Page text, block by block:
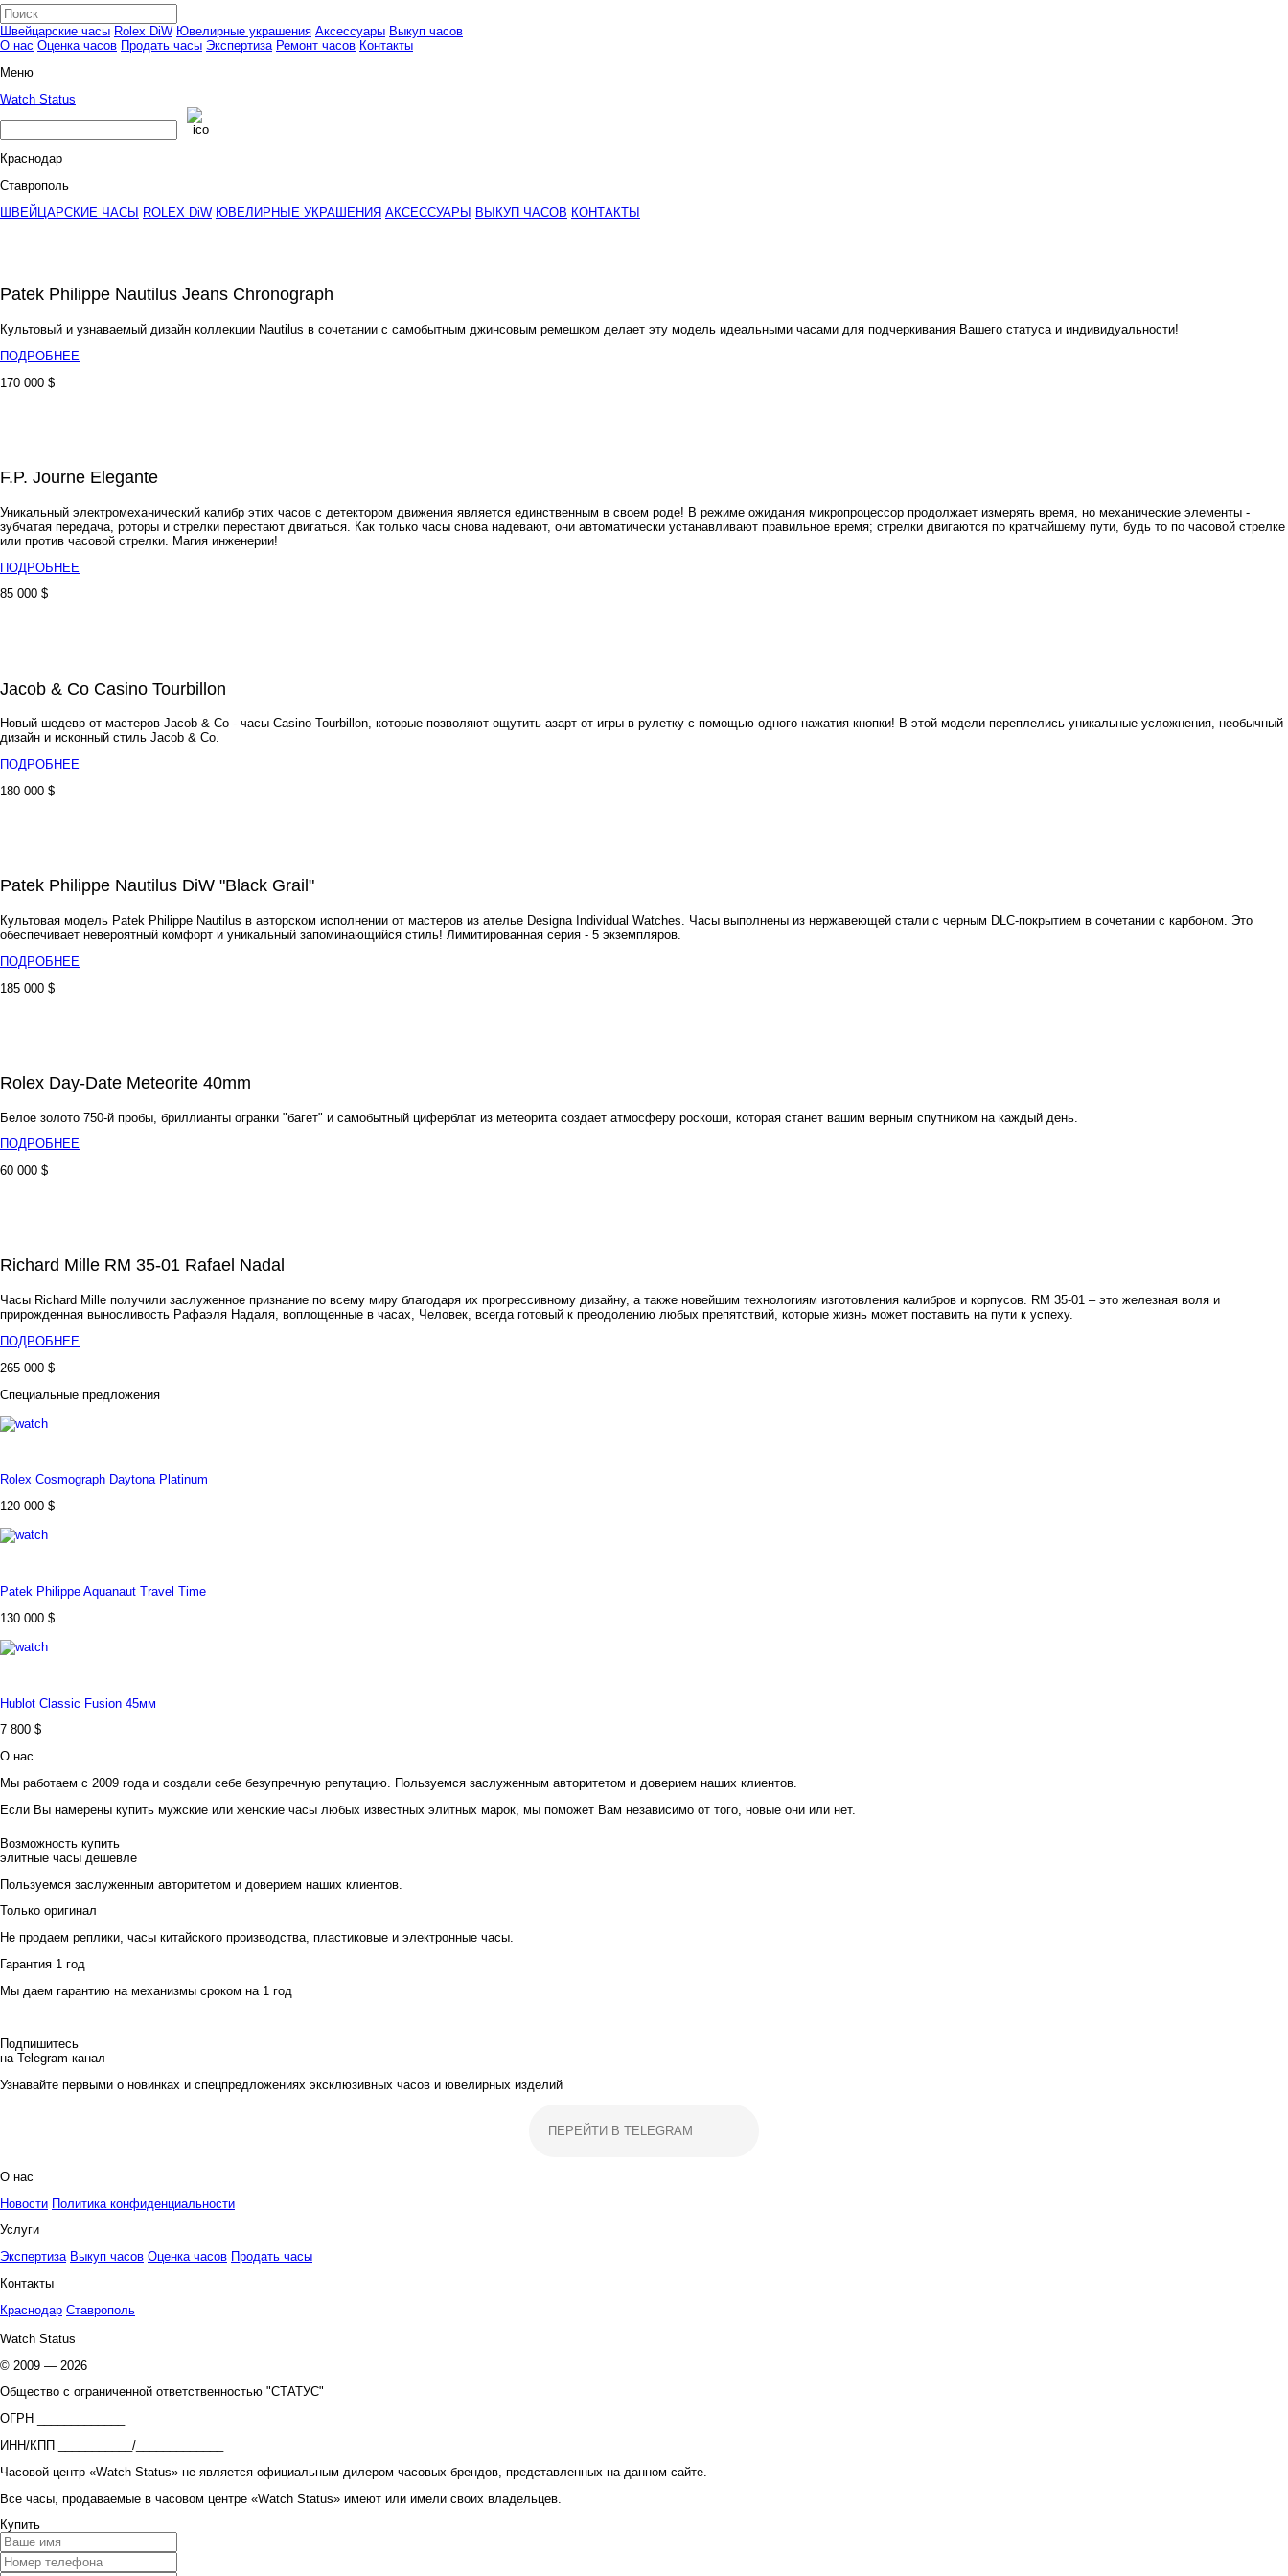
Швейцарские часы Rolex DiW Ювелирные украшения Аксессуары Выкуп часов
О нас Оценка часов Продать часы Экспертиза Ремонт часов Контакты
Меню
Watch Status
Краснодар
Ставрополь
ШВЕЙЦАРСКИЕ ЧАСЫ
ROLEX DiW ЮВЕЛИРНЫЕ УКРАШЕНИЯ АКСЕССУАРЫ ВЫКУП ЧАСОВ КОНТАКТЫ
Patek Philippe Nautilus Jeans Chronograph
Культовый и узнаваемый дизайн коллекции Nautilus в сочетании с самобытным джинсовым ремешком делает эту модель идеальными часами для подчеркивания Вашего статуса и индивидуальности!
ПОДРОБНЕЕ
170 000 $
F.P. Journe Elegante
Уникальный электромеханический калибр этих часов с детектором движения является единственным в своем роде! В режиме ожидания микропроцессор продолжает измерять время, но механические элементы -
зубчатая передача, роторы и стрелки перестают двигаться. Как только часы снова надевают, они автоматически устанавливают правильное время; стрелки двигаются по кратчайшему пути, будь то по часовой стрелке
или против часовой стрелки. Магия инженерии!
ПОДРОБНЕЕ
85 000 $
Jacob & Co Casino Tourbillon
Новый шедевр от мастеров Jacob & Co - часы Casino Tourbillon, которые позволяют ощутить азарт от игры в рулетку с помощью одного нажатия кнопки! В этой модели переплелись уникальные усложнения, необычный
дизайн и исконный стиль Jacob & Co.
ПОДРОБНЕЕ
180 000 $
Patek Philippe Nautilus DiW "Black Grail"
Культовая модель Patek Philippe Nautilus в авторском исполнении от мастеров из ателье Designa Individual Watches. Часы выполнены из нержавеющей стали с черным DLC-покрытием в сочетании с карбоном. Это
обеспечивает невероятный комфорт и уникальный запоминающийся стиль! Лимитированная серия - 5 экземпляров.
ПОДРОБНЕЕ
185 000 $
Rolex Day-Date Meteorite 40mm
Белое золото 750-й пробы, бриллианты огранки "багет" и самобытный циферблат из метеорита создает атмосферу роскоши, которая станет вашим верным спутником на каждый день.
ПОДРОБНЕЕ
60 000 $
Richard Mille RM 35-01 Rafael Nadal
Часы Richard Mille получили заслуженное признание по всему миру благодаря их прогрессивному дизайну, а также новейшим технологиям изготовления калибров и корпусов. RM 35-01 – это железная воля и
прирожденная выносливость Рафаэля Надаля, воплощенные в часах, Человек, всегда готовый к преодолению любых препятствий, которые жизнь может поставить на пути к успеху.
ПОДРОБНЕЕ
265 000 $
Специальные предложения
Rolex Cosmograph Daytona Platinum
120 000 $
Patek Philippe Aquanaut Travel Time
130 000 $
Hublot Classic Fusion 45мм
7 800 $
О нас
Мы работаем c 2009 года и создали себе безупречную репутацию. Пользуемся заслуженным авторитетом и доверием наших клиентов.
Если Вы намерены купить мужские или женские часы любых известных элитных марок, мы поможет Вам независимо от того, новые они или нет.
Возможность купить
элитные часы дешевле
Пользуемся заслуженным авторитетом и доверием наших клиентов.
Только оригинал
Не продаем реплики, часы китайского производства, пластиковые и электронные часы.
Гарантия 1 год
Мы даем гарантию на механизмы сроком на 1 год
Подпишитесь
на Telegram-канал
Узнавайте первыми о новинках и спецпредложениях эксклюзивных часов и ювелирных изделий
ПЕРЕЙТИ В TELEGRAM
О нас
Новости Политика конфиденциальности
Услуги
Экспертиза Выкуп часов Оценка часов Продать часы
Контакты
Краснодар Ставрополь
Watch Status
© 2009 — 2026
Общество с ограниченной ответственностью "СТАТУС"
ОГРН _____________
ИНН/КПП ___________/_____________
Часовой центр «Watch Status» не является официальным дилером часовых брендов, представленных на данном сайте.
Все часы, продаваемые в часовом центре «Watch Status» имеют или имели своих владельцев.
Купить